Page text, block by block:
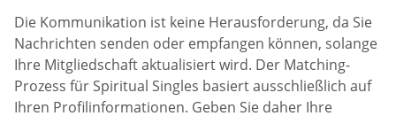
Die Kommunikation ist keine Herausforderung, da Sie
Nachrichten senden oder empfangen können, solange
Ihre Mitgliedschaft aktualisiert wird. Der Matching-
Prozess für Spiritual Singles basiert ausschließlich auf
Ihren Profilinformationen. Geben Sie daher Ihre